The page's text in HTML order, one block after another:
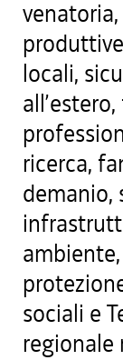
locali,
ricerca,
demanio,
sociali e